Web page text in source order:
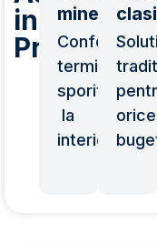
in
Prahova
minerala
Confort
termic
sporit
la
interior
Solutii
pentru
orice
buget